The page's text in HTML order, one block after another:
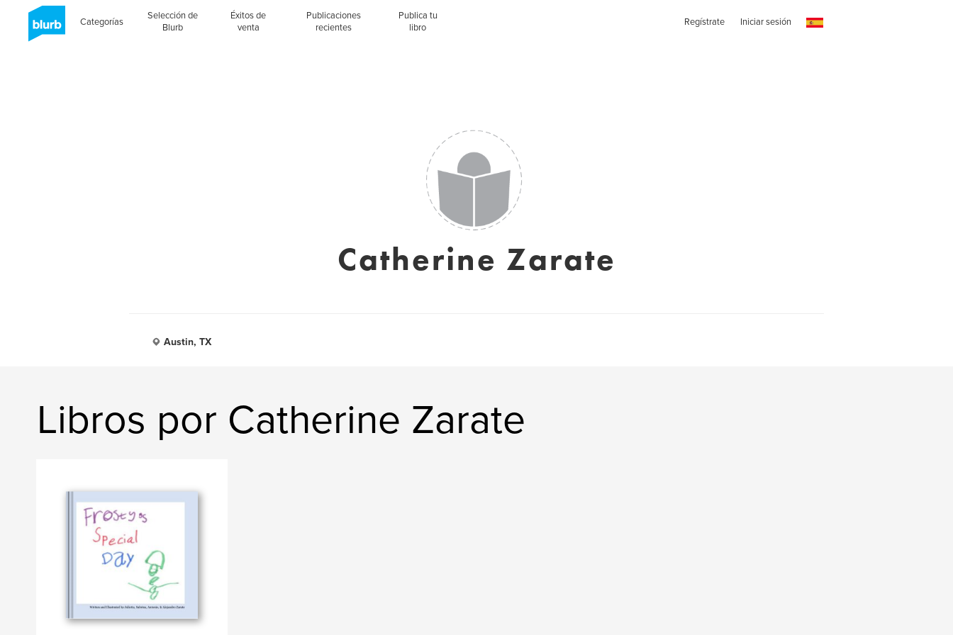
Categorías
Selección de
Blurb
Éxitos de
venta
Publicaciones
recientes
Publica tu
libro
Regístrate Iniciar sesión
Catherine Zarate
Austin, TX
Libros por Catherine Zarate